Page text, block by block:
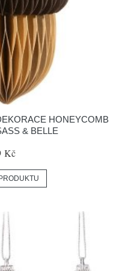
HONEYCOMB
& BELLE
Kč